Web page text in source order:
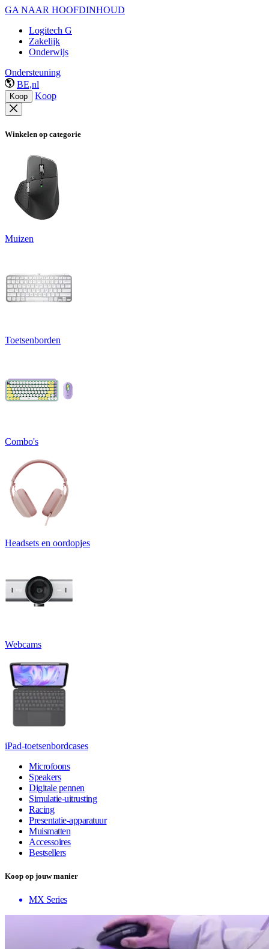
GA NAAR HOOFDINHOUD
Logitech G
Zakelijk
Onderwijs
Ondersteuning
BE,nl
Koop Koop
Winkelen op categorie
Muizen
Toetsenborden
Combo's
Headsets en oordopjes
Webcams
iPad-toetsenbordcases
Microfoons
Speakers
Digitale pennen
Simulatie-uitrusting
Racing
Presentatie-apparatuur
Muismatten
Accessoires
Bestsellers
Koop op jouw manier
MX Series